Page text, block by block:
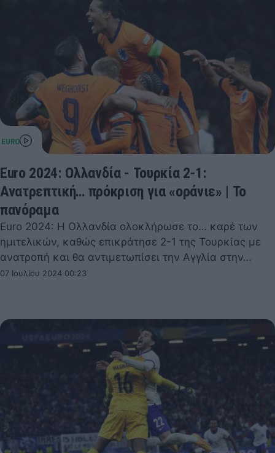
Euro 2024: Ολλανδία - Τουρκία 2-1:
Ανατρεπτική… πρόκριση για «οράνιε» | Το
πανόραμα
Euro 2024: Η Ολλανδία ολοκλήρωσε το… καρέ των
ημιτελικών, καθώς επικράτησε 2-1 της Τουρκίας με
ανατροπή και θα αντιμετωπίσει την Αγγλία στην…
07 Ιουλίου 2024 00:23